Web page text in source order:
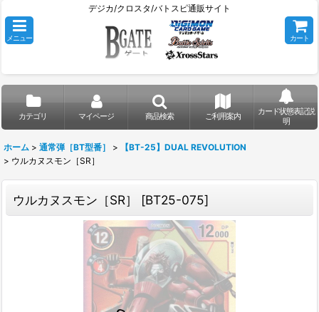
デジカ/クロスタ/バトスピ通販サイト
メニュー カート
カテゴリ マイページ 商品検索 ご利用案内
カード状態表記説
明
ホーム > 通常弾［BT型番］ >
【BT-25】DUAL REVOLUTION
> ウルカヌスモン［SR］
ウルカヌスモン［SR］ [BT25-075]